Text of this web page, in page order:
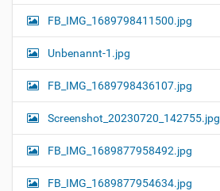
FB_IMG_1689798411500.jpg
Unbenannt-1.jpg
FB_IMG_1689798436107.jpg
Screenshot_20230720_142755.jpg
FB_IMG_1689877958492.jpg
FB_IMG_1689877954634.jpg